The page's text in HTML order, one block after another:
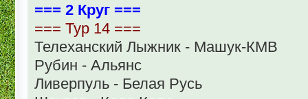
=== 2 Круг ===
=== Тур 14 ===
Телеханский Лыжник - Машук-КМВ
Рубин - Альянс
Ливерпуль - Белая Русь